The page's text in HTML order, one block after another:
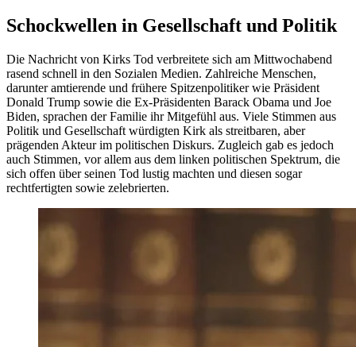
Schockwellen in Gesellschaft und Politik
Die Nachricht von Kirks Tod verbreitete sich am Mittwochabend
rasend schnell in den Sozialen Medien. Zahlreiche Menschen,
darunter amtierende und frühere Spitzenpolitiker wie Präsident
Donald Trump sowie die Ex-Präsidenten Barack Obama und Joe
Biden, sprachen der Familie ihr Mitgefühl aus. Viele Stimmen aus
Politik und Gesellschaft würdigten Kirk als streitbaren, aber
prägenden Akteur im politischen Diskurs. Zugleich gab es jedoch
auch Stimmen, vor allem aus dem linken politischen Spektrum, die
sich offen über seinen Tod lustig machten und diesen sogar
rechtfertigten sowie zelebrierten.